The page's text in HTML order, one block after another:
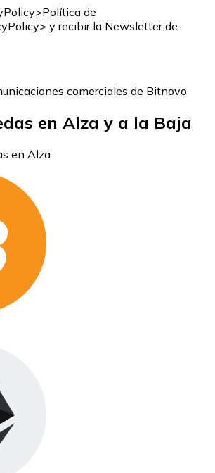
de
y recibir la Newsletter de
comerciales de Bitnovo
en Alza y a la Baja
en Alza